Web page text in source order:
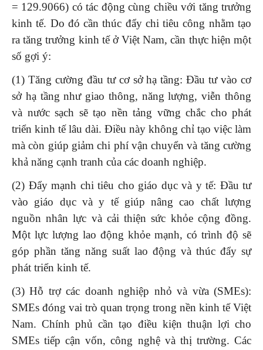
= 129.9066) có tác động cùng chiều với tăng trưởng
kinh tế. Do đó cần thúc đẩy chi tiêu công nhằm tạo
ra tăng trưởng kinh tế ở Việt Nam, cần thực hiện một
số gợi ý:
(1) Tăng cường đầu tư cơ sở hạ tầng: Đầu tư vào cơ
sở hạ tầng như giao thông, năng lượng, viễn thông
và nước sạch sẽ tạo nền tảng vững chắc cho phát
triển kinh tế lâu dài. Điều này không chỉ tạo việc làm
mà còn giúp giảm chi phí vận chuyển và tăng cường
khả năng cạnh tranh của các doanh nghiệp.
(2) Đẩy mạnh chi tiêu cho giáo dục và y tế: Đầu tư
vào giáo dục và y tế giúp nâng cao chất lượng
nguồn nhân lực và cải thiện sức khỏe cộng đồng.
Một lực lượng lao động khỏe mạnh, có trình độ sẽ
góp phần tăng năng suất lao động và thúc đẩy sự
phát triển kinh tế.
(3) Hỗ trợ các doanh nghiệp nhỏ và vừa (SMEs):
SMEs đóng vai trò quan trọng trong nền kinh tế Việt
Nam. Chính phủ cần tạo điều kiện thuận lợi cho
SMEs tiếp cận vốn, công nghệ và thị trường. Các